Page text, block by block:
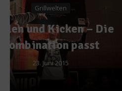
Öko-Test stellt
100 Bio-